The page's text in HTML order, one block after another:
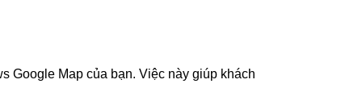
Google Map của bạn. Việc này giúp khách